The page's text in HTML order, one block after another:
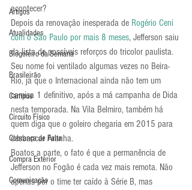
Artigos
Atualidades
Blogoleiro da Semana
Brasileirão
Campus
Circuito Físico
Cobrança de Falta
Compra Exterior
Comunicação
acontecer?
Depois da renovação inesperada de Rogério Ceni
com o São Paulo por mais 8 meses, Jefferson saiu
da lista de possíveis reforços do tricolor paulista.
Seu nome foi ventilado algumas vezes no Beira-
Rio, já que o Internacional ainda não tem um
camisa 1 definitivo, após a má campanha de Dida
nesta temporada. Na Vila Belmiro, também há
quem diga que o goleiro chegaria em 2015 para
desbancar Aranha.
Boatos a parte, o fato é que a permanência de
Jefferson no Fogão é cada vez mais remota. Não
apenas por o time ter caído à Série B, mas